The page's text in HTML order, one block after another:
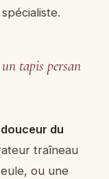
tapis persan
du
traîneau
ou une